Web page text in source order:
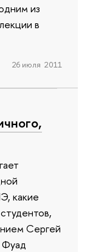
из
в
26 июля 2011
какие
Сергей
Фуад